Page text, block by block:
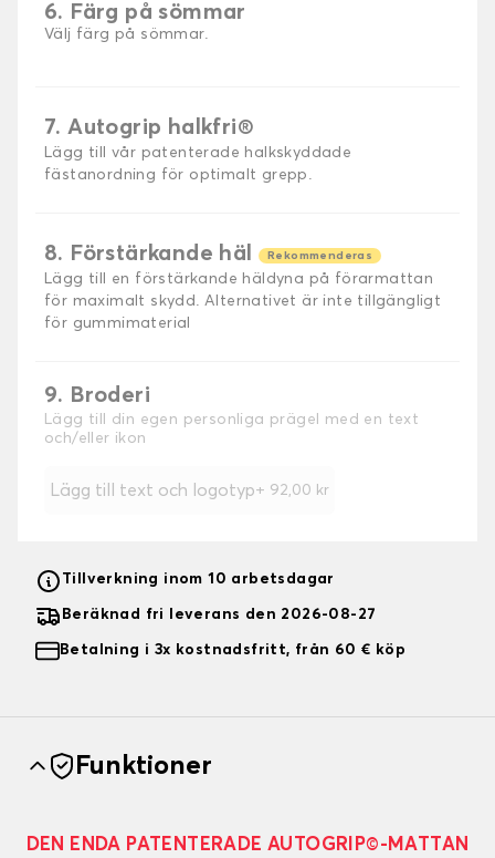
6. Färg på sömmar
Välj färg på sömmar.
7. Autogrip halkfri®
Lägg till vår patenterade halkskyddade
fästanordning för optimalt grepp.
8. Förstärkande häl Rekommenderas
Lägg till en förstärkande häldyna på förarmattan
för maximalt skydd. Alternativet är inte tillgängligt
för gummimaterial
9. Broderi
Lägg till din egen personliga prägel med en text
och/eller ikon
Lägg till text och logotyp+ 92,00 kr
Tillverkning inom 10 arbetsdagar
Beräknad fri leverans den 2026-08-27
Betalning i 3x kostnadsfritt, från 60 € köp
Funktioner
DEN ENDA PATENTERADE AUTOGRIP©-MATTAN